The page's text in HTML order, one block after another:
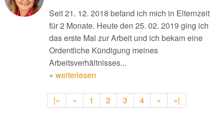
Seit 21. 12. 2018 befand ich mich in Elternzeit
für 2 Monate. Heute den 25. 02. 2019 ging ich
das erste Mal zur Arbeit und ich bekam eine
Ordentliche Kündigung meines
Arbeitsverhältnisses...
» weiterlesen
|« « 1 2 3 4 » »|